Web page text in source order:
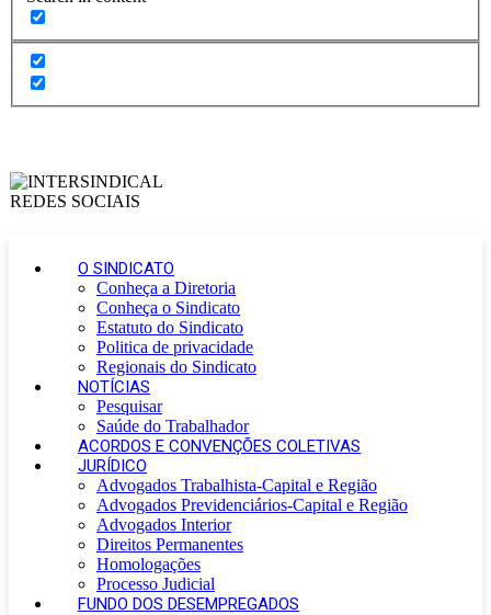
O SINDICATO
Conheça a Diretoria
Conheça o Sindicato
Estatuto do Sindicato
Politica de privacidade
Regionais do Sindicato
NOTÍCIAS
Pesquisar
Saúde do Trabalhador
ACORDOS E CONVENÇÕES COLETIVAS
JURÍDICO
Advogados Trabalhista-Capital e Região
Advogados Previdenciários-Capital e Região
Advogados Interior
Direitos Permanentes
Homologações
Processo Judicial
FUNDO DOS DESEMPREGADOS